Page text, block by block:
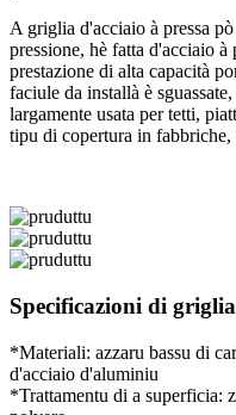
A griglia d'acciaio à pressa
pressione, hè fatta d'acciaio
prestazione di alta capacità
faciule da installà è
largamente usata per tetti,
tipu di copertura in
Specificazioni di
*Materiali: azzaru bassu di
d'acciaio d'aluminiu
*Trattamentu di a superficia: